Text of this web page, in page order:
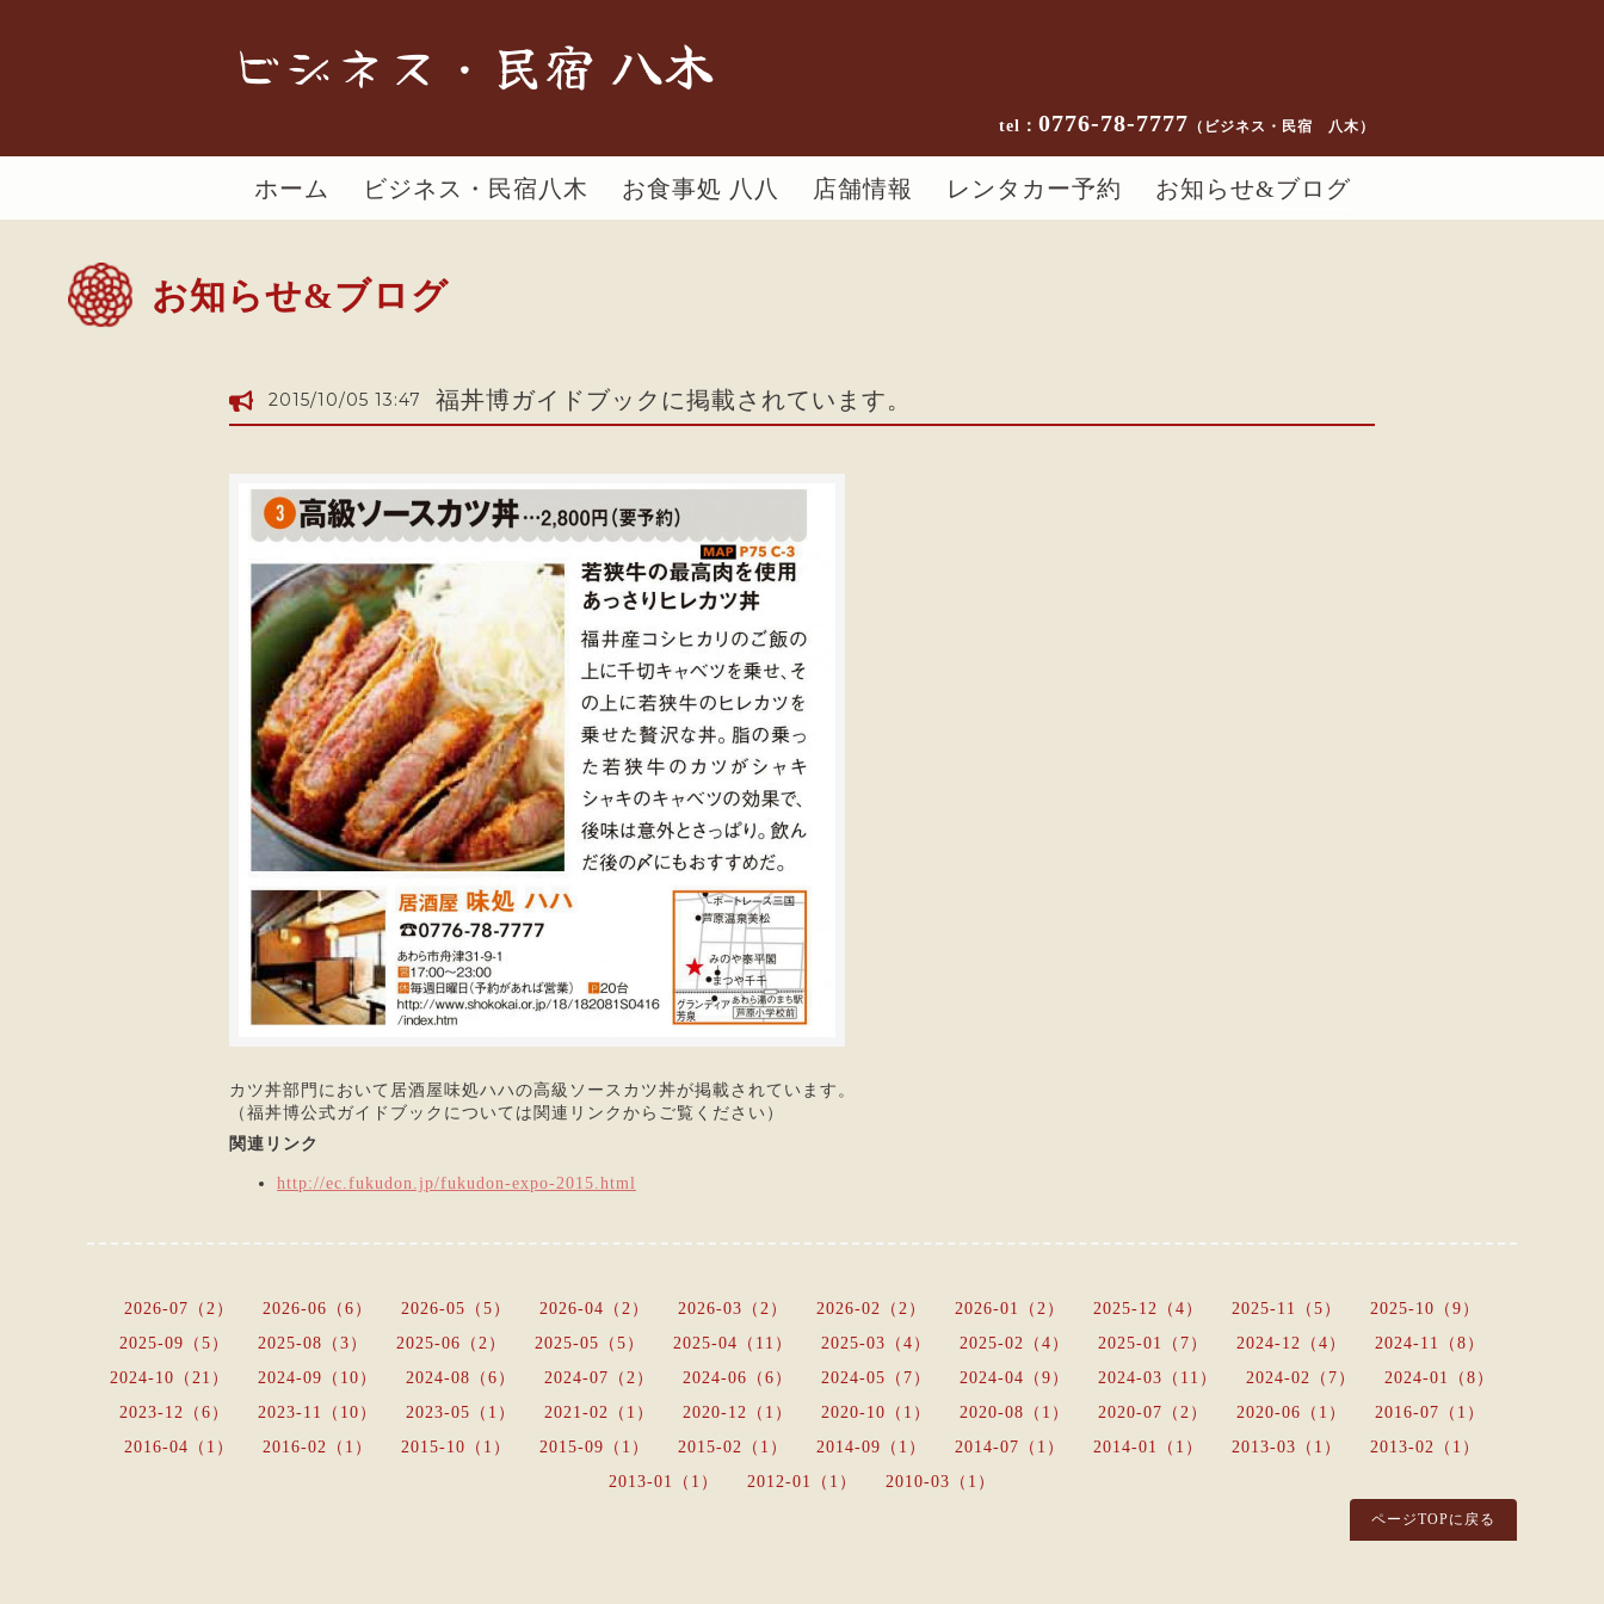
ビジネス・民宿 八木
0776-78-7777 （ビジネス・民宿 八木）
ホーム ビジネス・民宿八木 お食事処 八八 店舗情報 レンタカー予約 お知らせ&ブログ
お知らせ&ブログ
2015/10/05 13:47 福丼博ガイドブックに掲載されています。
カツ丼部門において居酒屋味処ハハの高級ソースカツ丼が掲載されています。
（福丼博公式ガイドブックについては関連リンクからご覧ください）
関連リンク
http://ec.fukudon.jp/fukudon-expo-2015.html
2026-07（2） 2026-06（6） 2026-05（5） 2026-04（2） 2026-03（2） 2026-02（2） 2026-01（2） 2025-12（4） 2025-11（5）
2025-10（9）
2025-09（5）
2025-08（3） 2025-06（2） 2025-05（5） 2025-04（11） 2025-03（4） 2025-02（4） 2025-01（7） 2024-12（4）
2024-11（8）
2024-10（21）
2024-09（10） 2024-08（6） 2024-07（2） 2024-06（6） 2024-05（7） 2024-04（9） 2024-03（11） 2024-02（7）
2024-01（8）
2023-12（6）
2023-11（10） 2023-05（1） 2021-02（1） 2020-12（1） 2020-10（1） 2020-08（1） 2020-07（2） 2020-06（1）
2016-07（1）
2016-04（1）
2016-02（1） 2015-10（1） 2015-09（1） 2015-02（1） 2014-09（1） 2014-07（1） 2014-01（1） 2013-03（1）
2013-02（1）
2013-01（1）
2012-01（1） 2010-03（1）
ページTOPに戻る